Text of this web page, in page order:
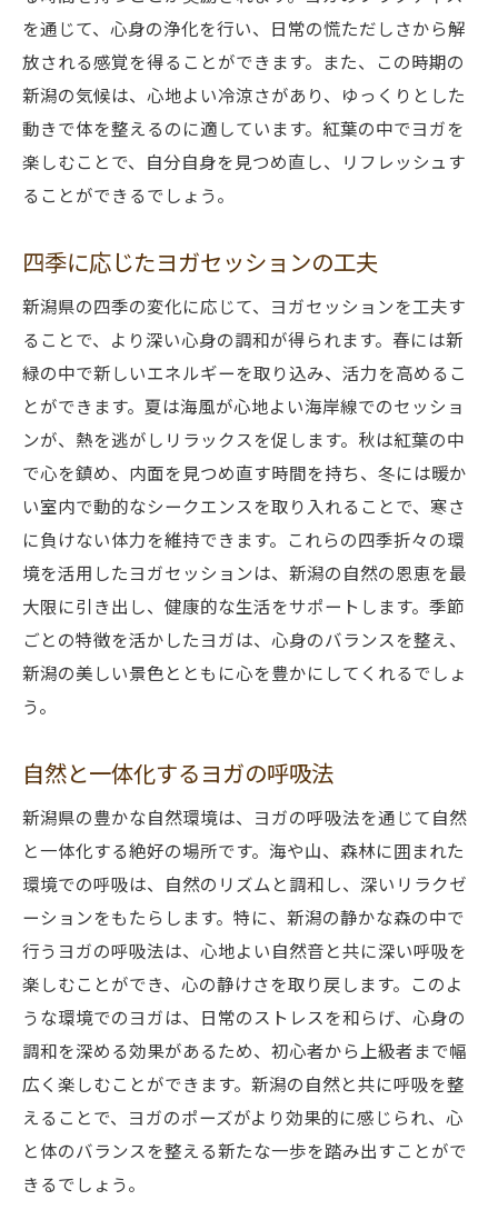
を通じて、心身の浄化を行い、日常の慌ただしさから解
放される感覚を得ることができます。また、この時期の
新潟の気候は、心地よい冷涼さがあり、ゆっくりとした
動きで体を整えるのに適しています。紅葉の中でヨガを
楽しむことで、自分自身を見つめ直し、リフレッシュす
ることができるでしょう。
四季に応じたヨガセッションの工夫
新潟県の四季の変化に応じて、ヨガセッションを工夫す
ることで、より深い心身の調和が得られます。春には新
緑の中で新しいエネルギーを取り込み、活力を高めるこ
とができます。夏は海風が心地よい海岸線でのセッショ
ンが、熱を逃がしリラックスを促します。秋は紅葉の中
で心を鎮め、内面を見つめ直す時間を持ち、冬には暖か
い室内で動的なシークエンスを取り入れることで、寒さ
に負けない体力を維持できます。これらの四季折々の環
境を活用したヨガセッションは、新潟の自然の恩恵を最
大限に引き出し、健康的な生活をサポートします。季節
ごとの特徴を活かしたヨガは、心身のバランスを整え、
新潟の美しい景色とともに心を豊かにしてくれるでしょ
う。
自然と一体化するヨガの呼吸法
新潟県の豊かな自然環境は、ヨガの呼吸法を通じて自然
と一体化する絶好の場所です。海や山、森林に囲まれた
環境での呼吸は、自然のリズムと調和し、深いリラクゼ
ーションをもたらします。特に、新潟の静かな森の中で
行うヨガの呼吸法は、心地よい自然音と共に深い呼吸を
楽しむことができ、心の静けさを取り戻します。このよ
うな環境でのヨガは、日常のストレスを和らげ、心身の
調和を深める効果があるため、初心者から上級者まで幅
広く楽しむことができます。新潟の自然と共に呼吸を整
えることで、ヨガのポーズがより効果的に感じられ、心
と体のバランスを整える新たな一歩を踏み出すことがで
きるでしょう。